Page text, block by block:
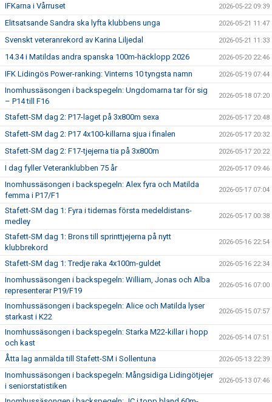
IFKarna i Vårruset 2026-05-22 09:39
Elitsatsande Sandra ska lyfta klubbens unga 2026-05-21 11:47
Svenskt veteranrekord av Karina Liljedal 2026-05-21 11:33
14.34 i Matildas andra spanska 100m-häcklopp 2026 2026-05-20 22:46
IFK Lidingös Power-ranking: Vinterns 10 tyngsta namn 2026-05-19 07:44
Inomhussäsongen i backspegeln: Ungdomarna tar för sig
– P14 till F16
2026-05-18 07:20
Stafett-SM dag 2: P17-laget på 3x800m sexa 2026-05-17 20:48
Stafett-SM dag 2: P17 4x100-killarna sjua i finalen 2026-05-17 20:32
Stafett-SM dag 2: F17-tjejerna tia på 3x800m 2026-05-17 20:22
I dag fyller Veteranklubben 75 år 2026-05-17 09:46
Inomhussäsongen i backspegeln: Alex fyra och Matilda
femma i P17/F1
2026-05-17 07:04
Stafett-SM dag 1: Fyra i tidernas första medeldistans-
medley
2026-05-17 00:38
Stafett-SM dag 1: Brons till sprinttjejerna på nytt
klubbrekord
2026-05-16 22:54
Stafett-SM dag 1: Tredje raka 4x100m-guldet 2026-05-16 22:34
Inomhussäsongen i backspegeln: William, Jonas och Alba
representerar P19/F19
2026-05-16 07:00
Inomhussäsongen i backspegeln: Alice och Matilda lyser
starkast i K22
2026-05-15 07:57
Inomhussäsongen i backspegeln: Starka M22-killar i hopp
och kast
2026-05-14 07:51
Åtta lag anmälda till Stafett-SM i Sollentuna 2026-05-13 22:39
Inomhussäsongen i backspegeln: Mångsidiga Lidingötjejer
i seniorstatistiken
2026-05-13 07:46